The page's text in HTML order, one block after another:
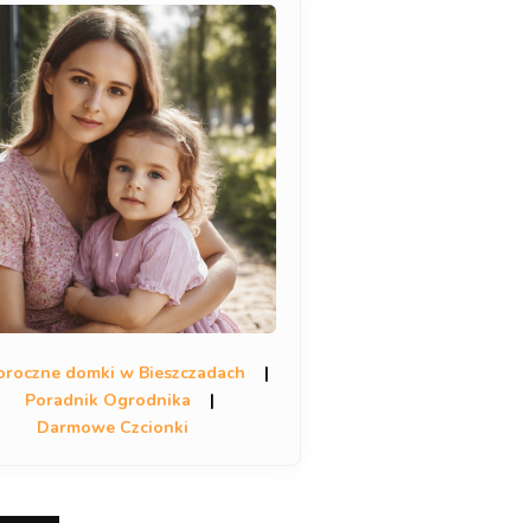
domki w Bieszczadach
|
Poradnik Ogrodnika
|
Darmowe Czcionki